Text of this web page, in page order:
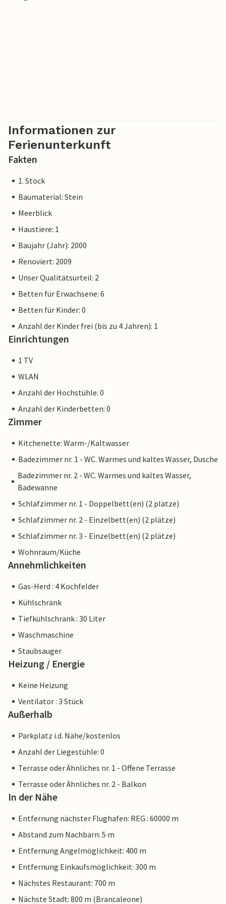
Informationen zur
Ferienunterkunft
Fakten
1. Stock
Baumaterial: Stein
Meerblick
Haustiere: 1
Baujahr (Jahr): 2000
Renoviert: 2009
Unser Qualitätsurteil: 2
Betten für Erwachsene: 6
Betten für Kinder: 0
Anzahl der Kinder frei (bis zu 4 Jahren): 1
Einrichtungen
1 TV
WLAN
Anzahl der Hochstühle: 0
Anzahl der Kinderbetten: 0
Zimmer
Kitchenette: Warm-/Kaltwasser
Badezimmer nr. 1 - WC. Warmes und kaltes Wasser, Dusche
Badezimmer nr. 2 - WC. Warmes und kaltes Wasser,
Badewanne
Schlafzimmer nr. 1 - Doppelbett(en) (2 plätze)
Schlafzimmer nr. 2 - Einzelbett(en) (2 plätze)
Schlafzimmer nr. 3 - Einzelbett(en) (2 plätze)
Wohnraum/Küche
Annehmlichkeiten
Gas-Herd : 4 Kochfelder
Kühlschrank
Tiefkühlschrank : 30 Liter
Waschmaschine
Staubsauger
Heizung / Energie
Keine Heizung
Ventilator : 3 Stück
Außerhalb
Parkplatz i.d. Nähe/kostenlos
Anzahl der Liegestühle: 0
Terrasse oder Ähnliches nr. 1 - Offene Terrasse
Terrasse oder Ähnliches nr. 2 - Balkon
In der Nähe
Entfernung nächster Flughafen: REG : 60000 m
Abstand zum Nachbarn: 5 m
Entfernung Angelmöglichkeit: 400 m
Entfernung Einkaufsmöglichkeit: 300 m
Nächstes Restaurant: 700 m
Nächste Stadt: 800 m (Brancaleone)